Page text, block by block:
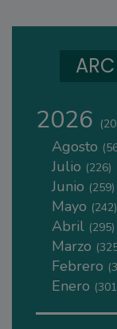
2026
Agosto
Julio (226)
Junio (259)
Mayo (242)
Abril (295)
Marzo
Febrero
Enero